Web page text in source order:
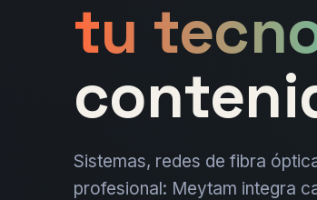
tu
Sistemas, redes de fibra
profesional: Meytam integra